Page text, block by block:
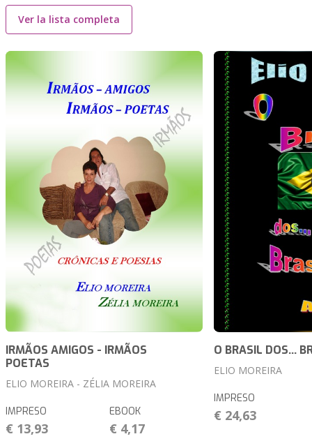
Ver la lista completa
IRMÃOS AMIGOS - IRMÃOS
POETAS
ELIO MOREIRA - ZÉLIA MOREIRA
IMPRESO
€ 13,93
EBOOK
€ 4,17
O BRASIL DOS...
ELIO MOREIRA
IMPRESO
€ 24,63